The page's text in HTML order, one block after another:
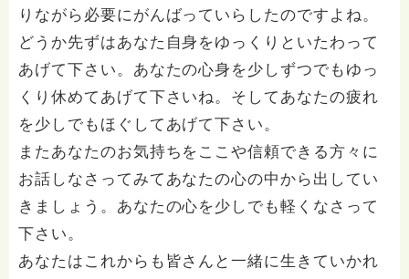
りながら必要にがんばっていらしたのですよね。
どうか先ずはあなた自身をゆっくりといたわって
あげて下さい。あなたの心身を少しずつでもゆっ
くり休めてあげて下さいね。そしてあなたの疲れ
を少しでもほぐしてあげて下さい。
またあなたのお気持ちをここや信頼できる方々に
お話しなさってみてあなたの心の中から出してい
きましょう。あなたの心を少しでも軽くなさって
下さい。
あなたはこれからも皆さんと一緒に生きていかれ